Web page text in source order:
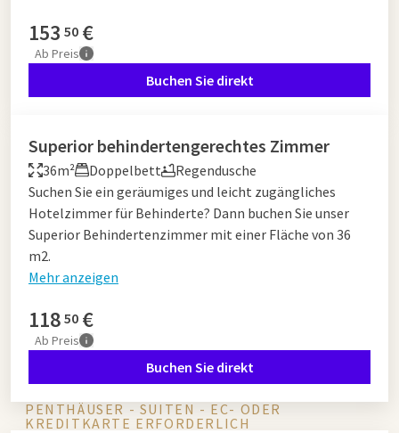
153 50 €
Ab Preis
Buchen Sie direkt
Superior behindertengerechtes Zimmer
36m² Doppelbett
Regendusche
Suchen Sie ein geräumiges und leicht zugängliches
Hotelzimmer für Behinderte? Dann buchen Sie unser
Superior Behindertenzimmer mit einer Fläche von 36
m2.
Mehr anzeigen
118 50 €
Ab Preis
Buchen Sie direkt
PENTHÄUSER - SUITEN - EC- ODER
KREDITKARTE ERFORDERLICH